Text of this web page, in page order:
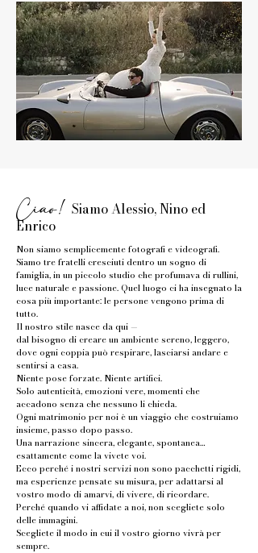
Ciao! Siamo Alessio, Nino ed
Enrico
Non siamo semplicemente fotografi e videografi.
Siamo tre fratelli cresciuti dentro un sogno di
famiglia, in un piccolo studio che profumava di rullini,
luce naturale e passione. Quel luogo ci ha insegnato la
cosa più importante: le persone vengono prima di
tutto.
Il nostro stile nasce da qui —
dal bisogno di creare un ambiente sereno, leggero,
dove ogni coppia può respirare, lasciarsi andare e
sentirsi a casa.
Niente pose forzate. Niente artifici.
Solo autenticità, emozioni vere, momenti che
accadono senza che nessuno li chieda.
Ogni matrimonio per noi è un viaggio che costruiamo
insieme, passo dopo passo.
Una narrazione sincera, elegante, spontanea…
esattamente come la vivete voi.
Ecco perché i nostri servizi non sono pacchetti rigidi,
ma esperienze pensate su misura, per adattarsi al
vostro modo di amarvi, di vivere, di ricordare.
Perché quando vi affidate a noi, non scegliete solo
delle immagini.
Scegliete il modo in cui il vostro giorno vivrà per
sempre.